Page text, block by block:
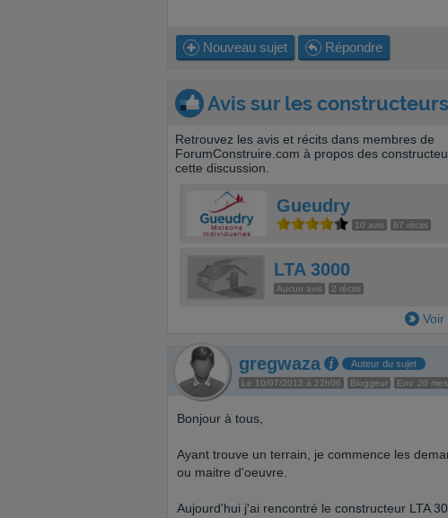
Nouveau sujet Répondre
Avis sur les
Retrouvez les avis et récits dans membres de
ForumConstruire.com à propos des
cette discussion.
Gueudry
10 avis 67 récits
LTA 3000
Aucun avis 2 récits
gregwaza Auteur du sujet
Le 10/07/2012 à 22h06 Bloggeur Env. 20
Bonjour à tous,
Ayant trouve un terrain, je commence les
ou maitre d'oeuvre.
Aujourd'hui j'ai rencontré le constructeur LTA